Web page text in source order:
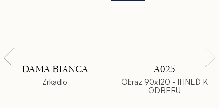
DAMA BIANCA
Zrkadlo
A025
Obraz 90x120 - IHNEĎ K
ODBERU